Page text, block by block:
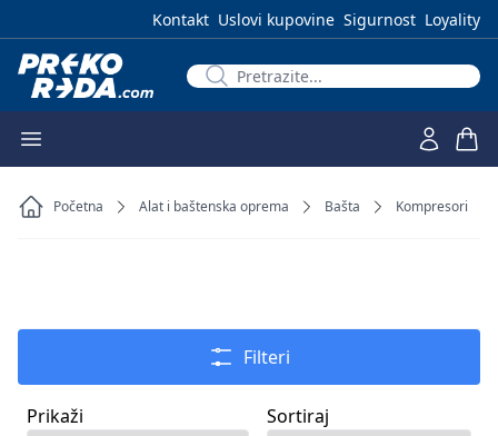
Kontakt Uslovi kupovine Sigurnost Loyality
Početna Alat i baštenska oprema Bašta Kompresori
Filteri
Prikaži Sortiraj